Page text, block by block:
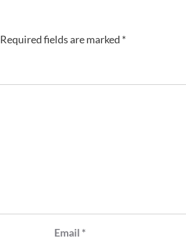
Required fields are marked *
Email *